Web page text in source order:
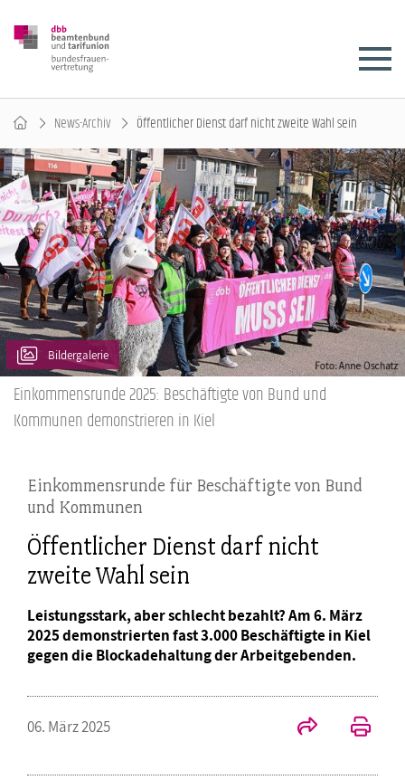
News-Archiv Öffentlicher Dienst darf nicht zweite Wahl sein
Bildergalerie
Einkommensrunde 2025: Beschäftigte von Bund und
Kommunen demonstrieren in Kiel
Einkommensrunde für Beschäftigte von Bund
und Kommunen
Öffentlicher Dienst darf nicht
zweite Wahl sein
Leistungsstark, aber schlecht bezahlt? Am 6. März
2025 demonstrierten fast 3.000 Beschäftigte in Kiel
gegen die Blockadehaltung der Arbeitgebenden.
06. März 2025